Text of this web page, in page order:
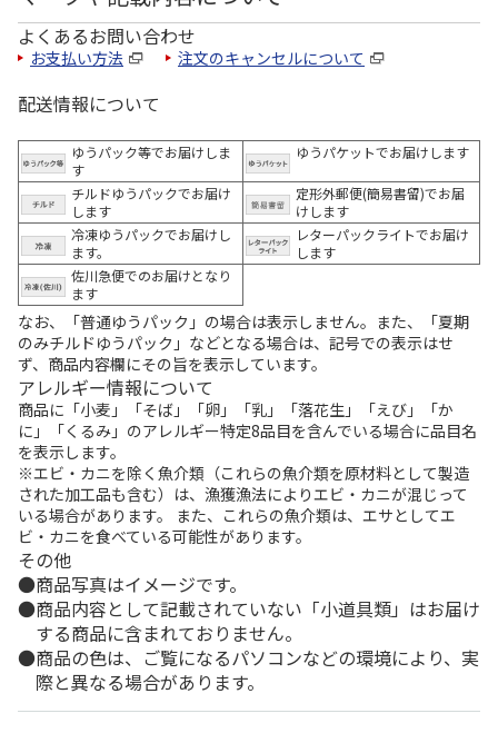
よくあるお問い合わせ
お支払い方法 注文のキャンセルについて
配送情報について
ゆうパック等でお届けしま
す
ゆうパケットでお届けします
チルドゆうパックでお届け
します
定形外郵便(簡易書留)でお届
けします
冷凍ゆうパックでお届けし
ます。
レターパックライトでお届け
します
佐川急便でのお届けとなり
ます
なお、「普通ゆうパック」の場合は表示しません。また、「夏期
のみチルドゆうパック」などとなる場合は、記号での表示はせ
ず、商品内容欄にその旨を表示しています。
アレルギー情報について
商品に「小麦」「そば」「卵」「乳」「落花生」「えび」「か
に」「くるみ」のアレルギー特定8品目を含んでいる場合に品目名
を表示します。
※エビ・カニを除く魚介類（これらの魚介類を原材料として製造
された加工品も含む）は、漁獲漁法によりエビ・カニが混じって
いる場合があります。 また、これらの魚介類は、エサとしてエ
ビ・カニを食べている可能性があります。
その他
商品写真はイメージです。
商品内容として記載されていない「小道具類」はお届け
する商品に含まれておりません。
商品の色は、ご覧になるパソコンなどの環境により、実
際と異なる場合があります。